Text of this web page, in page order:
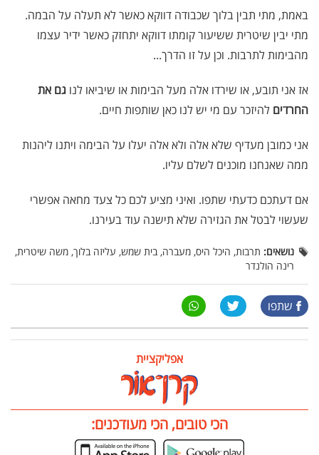
באמת, מתי תבין בלוך שכבודה דווקא כאשר לא תעלה על הבמה.
מתי יבין שיטרית ששיעור קומתו דווקא יתחזק כאשר ידיר עצמו
מהבימות לתרבות. וכן על זו הדרך...
אז אני תובע, או שירדו אלה מעל הבימות או שיביאו לנו גם את
החרדים להיזכר עם מי יש לנו כאן שותפות חיים.
אני כמובן מעדיף שלא אלה ולא אלה יעלו על הבימה ויתנו ליהנות
ממה שאנחנו מוכנים לשלם עליו.
אם דעתכם כדעתי שתפו. ואיני מציע לכם כל צעד מחאה אפשרי
שעשוי לבטל את הגזירה שלא תישנה עוד בעירנו.
נושאים: תרבות, היכל היס, מעברה, בית שמש, עליזה בלוך, משה שיטרית,
רינה הולנדר
שתפו
אפליקציית
הכי טובים, הכי מעודכנים: